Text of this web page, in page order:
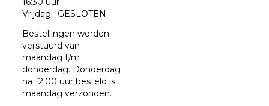
Vrijdag: GESLOTEN
Bestellingen worden
verstuurd van
maandag t/m
donderdag. Donderdag
na 12:00 uur besteld is
maandag verzonden.